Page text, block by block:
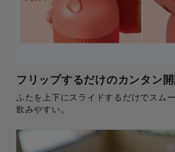
フリップするだけのカンタン開
ふたを上下にスライドするだけでスム
飲みやすい。